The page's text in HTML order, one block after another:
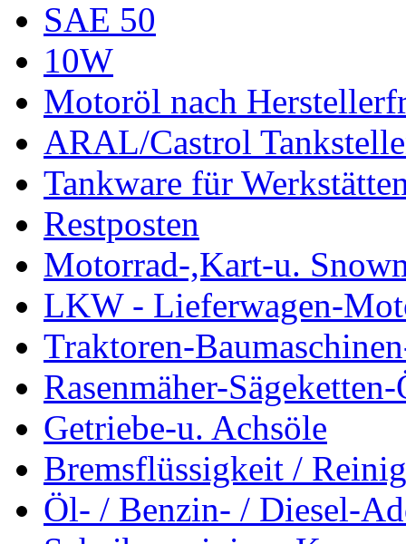
SAE 50
10W
Motoröl nach
ARAL/Castrol
Tankware für
Restposten
Motorrad-,Kart-u.
LKW - Lieferwagen-
Traktoren-
Rasenmäher-
Getriebe-u. Achsöle
Bremsflüssigkeit /
Öl- / Benzin- / Diesel-